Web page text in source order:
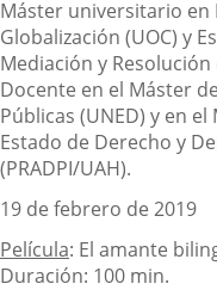
Máster universitario en
Globalización (UOC) y
Mediación y
Docente en el Máster
Públicas (UNED) y en
Estado de Derecho y
(PRADPI/UAH).
19 de febrero de 2019
Película: El amante
Duración: 100 min.